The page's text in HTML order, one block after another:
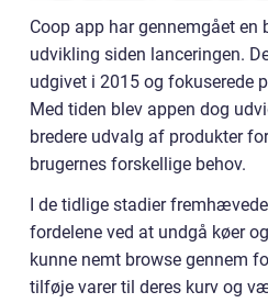
Coop app har gennemgået
udvikling siden lanceringen.
udgivet i 2015 og fokuserede
Med tiden blev appen dog
bredere udvalg af produkter
brugernes forskellige behov.
I de tidlige stadier
fordelene ved at undgå køer
kunne nemt browse gennem
tilføje varer til deres kurv og